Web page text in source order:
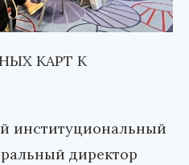
КАРТ К
институциональный
директор